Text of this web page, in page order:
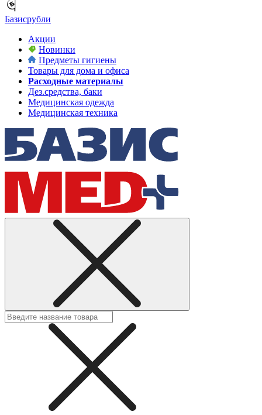
Базисрубли
Акции
Новинки
Предметы гигиены
Товары для дома и офиса
Расходные материалы
Дез.средства, баки
Медицинская одежда
Медицинская техника